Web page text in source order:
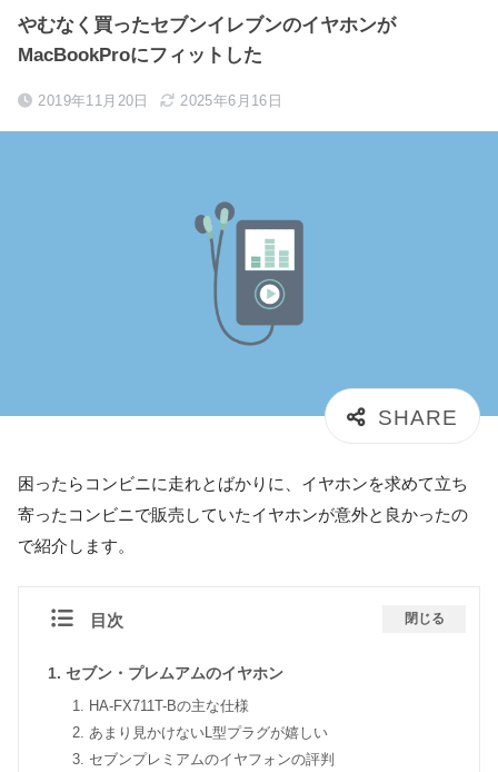
やむなく買ったセブンイレブンのイヤホンが
MacBookProにフィットした
2019年11月20日 2025年6月16日
困ったらコンビニに走れとばかりに、イヤホンを求めて立ち
寄ったコンビニで販売していたイヤホンが意外と良かったの
で紹介します。
目次 閉じる
セブン・プレムアムのイヤホン
HA-FX711T-Bの主な仕様
あまり見かけないL型プラグが嬉しい
セブンプレミアムのイヤフォンの評判